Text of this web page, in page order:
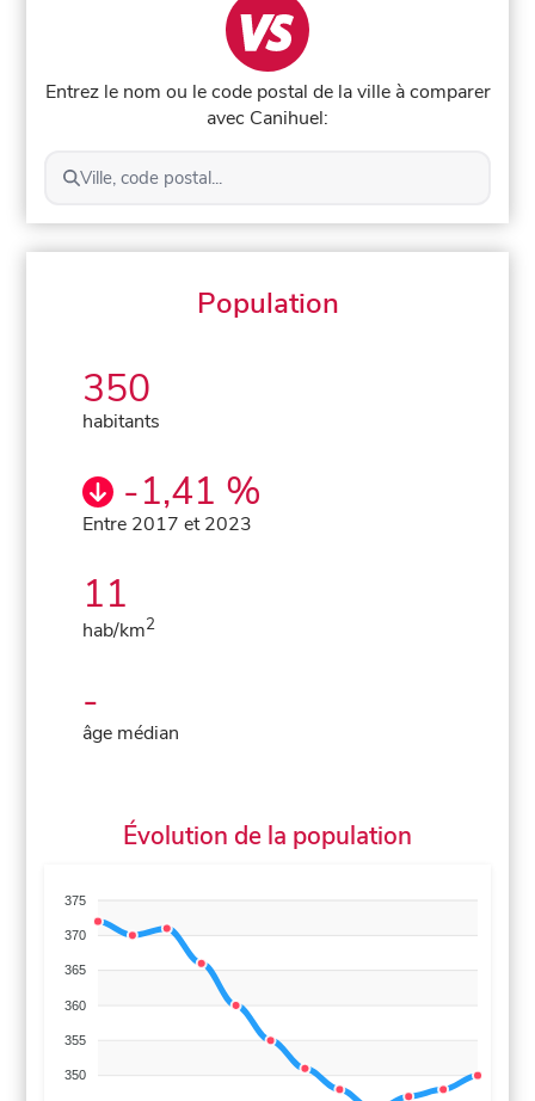
Entrez le nom ou le code postal de la ville à comparer
avec Canihuel:
Ville, code postal...
Population
350
habitants
-1,41 %
Entre 2017 et 2023
11
hab/km2
-
âge médian
Évolution de la population
375
370
365
360
355
350